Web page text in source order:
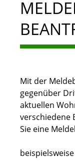
Mit der
gegenüber
aktuellen
verschiedene
Sie eine